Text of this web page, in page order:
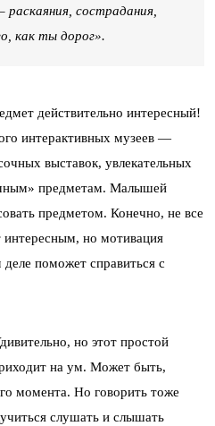
сострадания,
как ты дорог».
действительно интересный!
интерактивных музеев —
выставок, увлекательных
предметам. Малышей
предметом. Конечно, не все
интересным, но мотивация
поможет справиться с
но этот простой
на ум. Может быть,
момента. Но говорить тоже
слушать и слышать